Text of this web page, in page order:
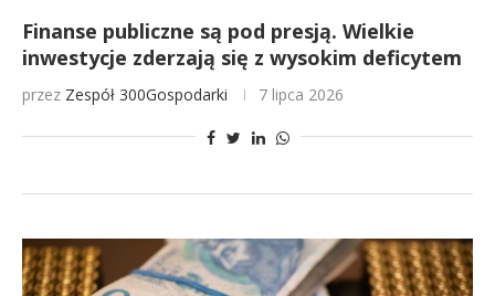
Finanse publiczne są pod presją. Wielkie
inwestycje zderzają się z wysokim deficytem
przez Zespół 300Gospodarki 7 lipca 2026